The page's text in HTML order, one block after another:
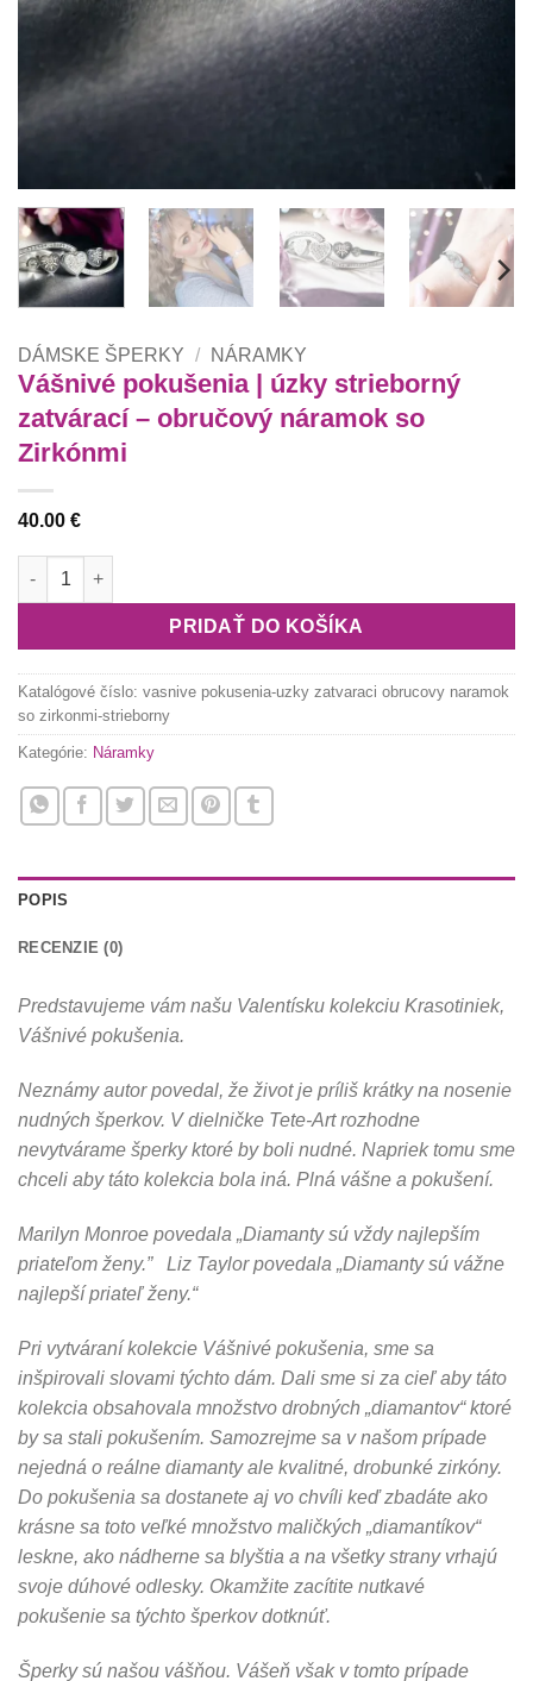
DÁMSKE ŠPERKY / NÁRAMKY
Vášnivé pokušenia | úzky strieborný
zatvárací – obručový náramok so
Zirkónmi
40.00 €
množstvo Vášnivé pokušenia | úzky strieborný zatvárací -
PRIDAŤ DO KOŠÍKA
Katalógové číslo: vasnive pokusenia-uzky zatvaraci obrucovy naramok
so zirkonmi-strieborny
Kategórie: Náramky
POPIS
RECENZIE (0)
Predstavujeme vám našu Valentísku kolekciu Krasotiniek,
Vášnivé pokušenia.
Neznámy autor povedal, že život je príliš krátky na nosenie
nudných šperkov. V dielničke Tete-Art rozhodne
nevytvárame šperky ktoré by boli nudné. Napriek tomu sme
chceli aby táto kolekcia bola iná. Plná vášne a pokušení.
Marilyn Monroe povedala „Diamanty sú vždy najlepším
priateľom ženy.” Liz Taylor povedala „Diamanty sú vážne
najlepší priateľ ženy.“
Pri vytváraní kolekcie Vášnivé pokušenia, sme sa
inšpirovali slovami týchto dám. Dali sme si za cieľ aby táto
kolekcia obsahovala množstvo drobných „diamantov“ ktoré
by sa stali pokušením. Samozrejme sa v našom prípade
nejedná o reálne diamanty ale kvalitné, drobunké zirkóny.
Do pokušenia sa dostanete aj vo chvíli keď zbadáte ako
krásne sa toto veľké množstvo maličkých „diamantíkov“
leskne, ako nádherne sa blyštia a na všetky strany vrhajú
svoje dúhové odlesky. Okamžite zacítite nutkavé
pokušenie sa týchto šperkov dotknúť.
Šperky sú našou vášňou. Vášeň však v tomto prípade